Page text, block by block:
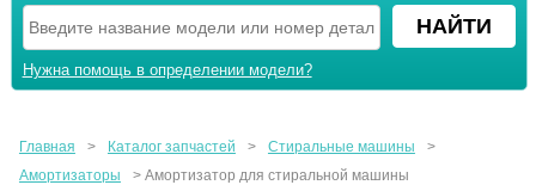
Нужна помощь в определении модели?
Главная > Каталог запчастей > Стиральные машины
>
Амортизаторы
> Амортизатор для стиральной машины